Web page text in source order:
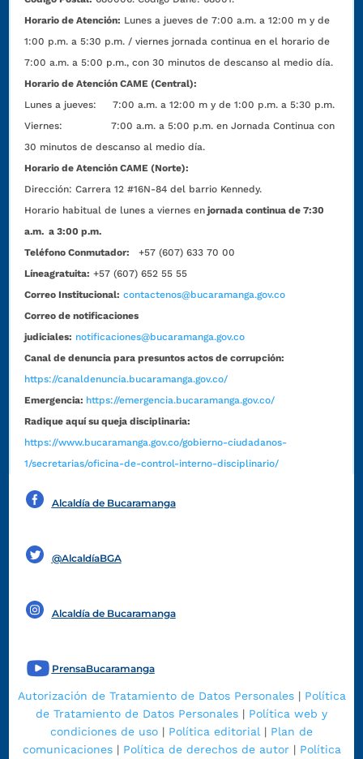
Horario de Atención: Lunes a jueves de 7:00 a.m. a 12:00 m y de
1:00 p.m. a 5:30 p.m. / viernes jornada continua en el horario de
7:00 a.m. a 5:00 p.m., con 30 minutos de descanso al medio día.
Horario de Atención CAME (Central):
Lunes a jueves: 7:00 a.m. a 12:00 m y de 1:00 p.m. a 5:30 p.m.
Viernes: 7:00 a.m. a 5:00 p.m. en Jornada Continua con
30 minutos de descanso al medio día.
Horario de Atención CAME (Norte):
Dirección:Carrera 12 #16N-84 del barrio Kennedy.
Horario habitual de lunes a viernes en jornada continua de 7:30
a.m. a 3:00 p.m.
Teléfono Conmutador:
+57 (607) 633 70 00
Líneagratuita: +57 (607) 652 55 55
Correo Institucional: contactenos@bucaramanga.gov.co
Correo de notificaciones
judiciales: notificaciones@bucaramanga.gov.co
Canal de denuncia para presuntos actos de corrupción:
https://canaldenuncia.bucaramanga.gov.co/
Emergencia: https://emergencia.bucaramanga.gov.co/
Radique aquí su queja disciplinaria:
https://www.bucaramanga.gov.co/gobierno-ciudadanos-
1/secretarias/oficina-de-control-interno-disciplinario/
Alcaldía de Bucaramanga
@AlcaldíaBGA
Alcaldía de Bucaramanga
PrensaBucaramanga
Autorización de Tratamiento de Datos Personales| Política
de Tratamiento de Datos Personales | Política web y
condiciones de uso | Política editorial | Plan de
comunicaciones| Política de derechos de autor| Política